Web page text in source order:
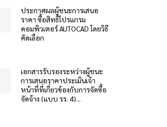
ประกาศผลผู้ชนะการเสนอ
ราคา ซื้อสิทธิโปรแกรม
คอมพิวเตอร์ AUTOCAD โดยวิธี
คัดเลือก
เอกสารรับรองระหว่างผู้ชนะ
การเสนอราคาประเมินเจ้า
หน้าที่ที่เกี่ยวข้องกับการจัดซื้อ
จัดจ้าง (แบบ รร. 4)...